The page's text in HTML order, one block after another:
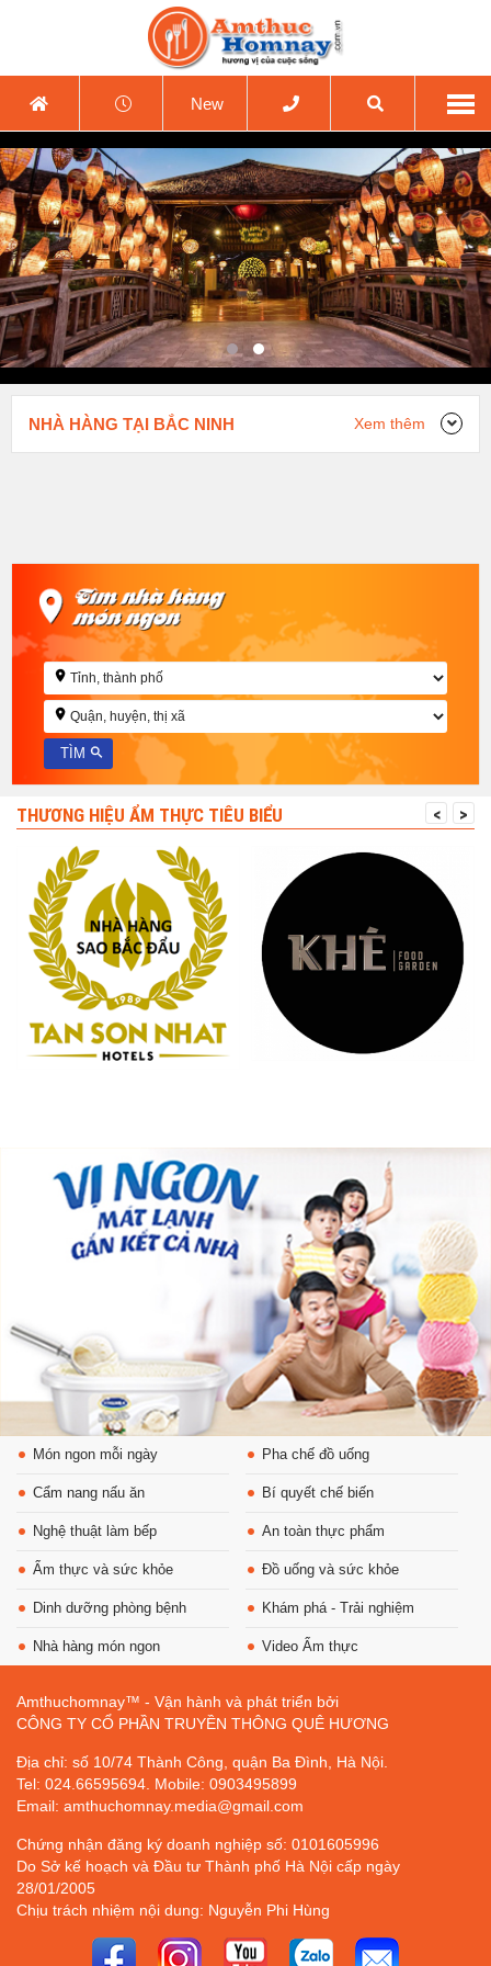
New
NHÀ HÀNG TẠI BẮC NINH Xem thêm
THƯƠNG HIỆU ẨM THỰC TIÊU BIỂU < >
Món ngon mỗi ngày Pha chế đồ uống
Cẩm nang nấu ăn Bí quyết chế biến
Nghệ thuật làm bếp An toàn thực phẩm
Ẩm thực và sức khỏe Đồ uống và sức khỏe
Dinh dưỡng phòng bệnh Khám phá - Trải nghiệm
Nhà hàng món ngon Video Ẩm thực
Amthuchomnay™ - Vận hành và phát triển bởi
CÔNG TY CỔ PHẦN TRUYỀN THÔNG QUÊ HƯƠNG
Địa chỉ: số 10/74 Thành Công, quận Ba Đình, Hà Nội.
Tel: 024.66595694. Mobile: 0903495899
Email: amthuchomnay.media@gmail.com
Chứng nhận đăng ký doanh nghiệp số: 0101605996
Do Sở kế hoạch và Đầu tư Thành phố Hà Nội cấp ngày
28/01/2005
Chịu trách nhiệm nội dung: Nguyễn Phi Hùng